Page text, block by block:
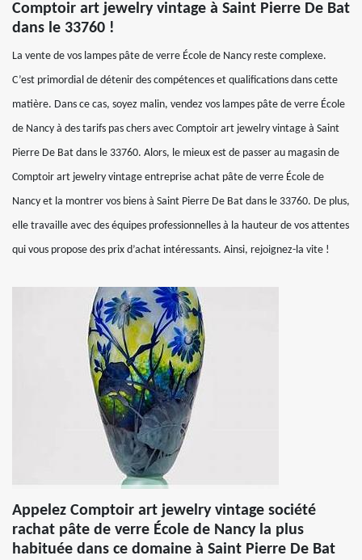
Comptoir art jewelry vintage à Saint Pierre De Bat
dans le 33760 !
La vente de vos lampes pâte de verre École de Nancy reste complexe.
C’est primordial de détenir des compétences et qualifications dans cette
matière. Dans ce cas, soyez malin, vendez vos lampes pâte de verre École
de Nancy à des tarifs pas chers avec Comptoir art jewelry vintage à Saint
Pierre De Bat dans le 33760. Alors, le mieux est de passer au magasin de
Comptoir art jewelry vintage entreprise achat pâte de verre École de
Nancy et la montrer vos biens à Saint Pierre De Bat dans le 33760. De plus,
elle travaille avec des équipes professionnelles à la hauteur de vos attentes
qui vous propose des prix d’achat intéressants. Ainsi, rejoignez-la vite !
Appelez Comptoir art jewelry vintage société
rachat pâte de verre École de Nancy la plus
habituée dans ce domaine à Saint Pierre De Bat